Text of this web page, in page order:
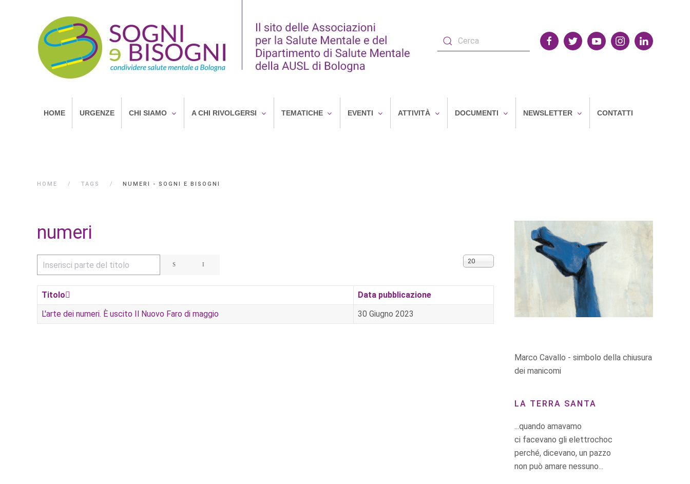
HOME URGENZE CHI SIAMO A CHI RIVOLGERSI TEMATICHE EVENTI ATTIVITÀ DOCUMENTI NEWSLETTER CONTATTI
HOME TAGS NUMERI - SOGNI E BISOGNI
numeri
Inserisci parte del titolo Visualizza n.
20
Titolo
Data pubblicazione
L'arte dei numeri. È uscito Il Nuovo Faro di maggio
30 Giugno 2023
Marco Cavallo - simbolo della chiusura
dei manicomi
LA TERRA SANTA
...quando amavamo
ci facevano gli elettrochoc
perché, dicevano, un pazzo
non può amare nessuno...